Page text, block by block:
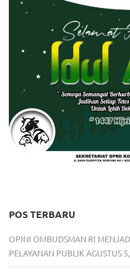
POS TERBARU
OPINI OMBUDSMAN RI
PELAYANAN PUBLIK AGUSTUS